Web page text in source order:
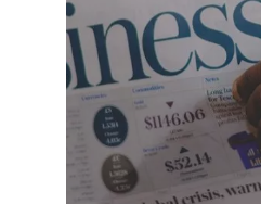
2026. The
everyone involved in
industry, including
experts, and